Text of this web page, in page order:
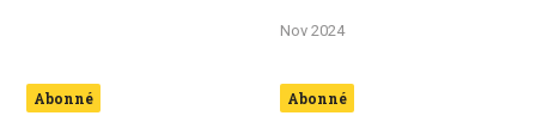
Nov 2024
Abonné Abonné